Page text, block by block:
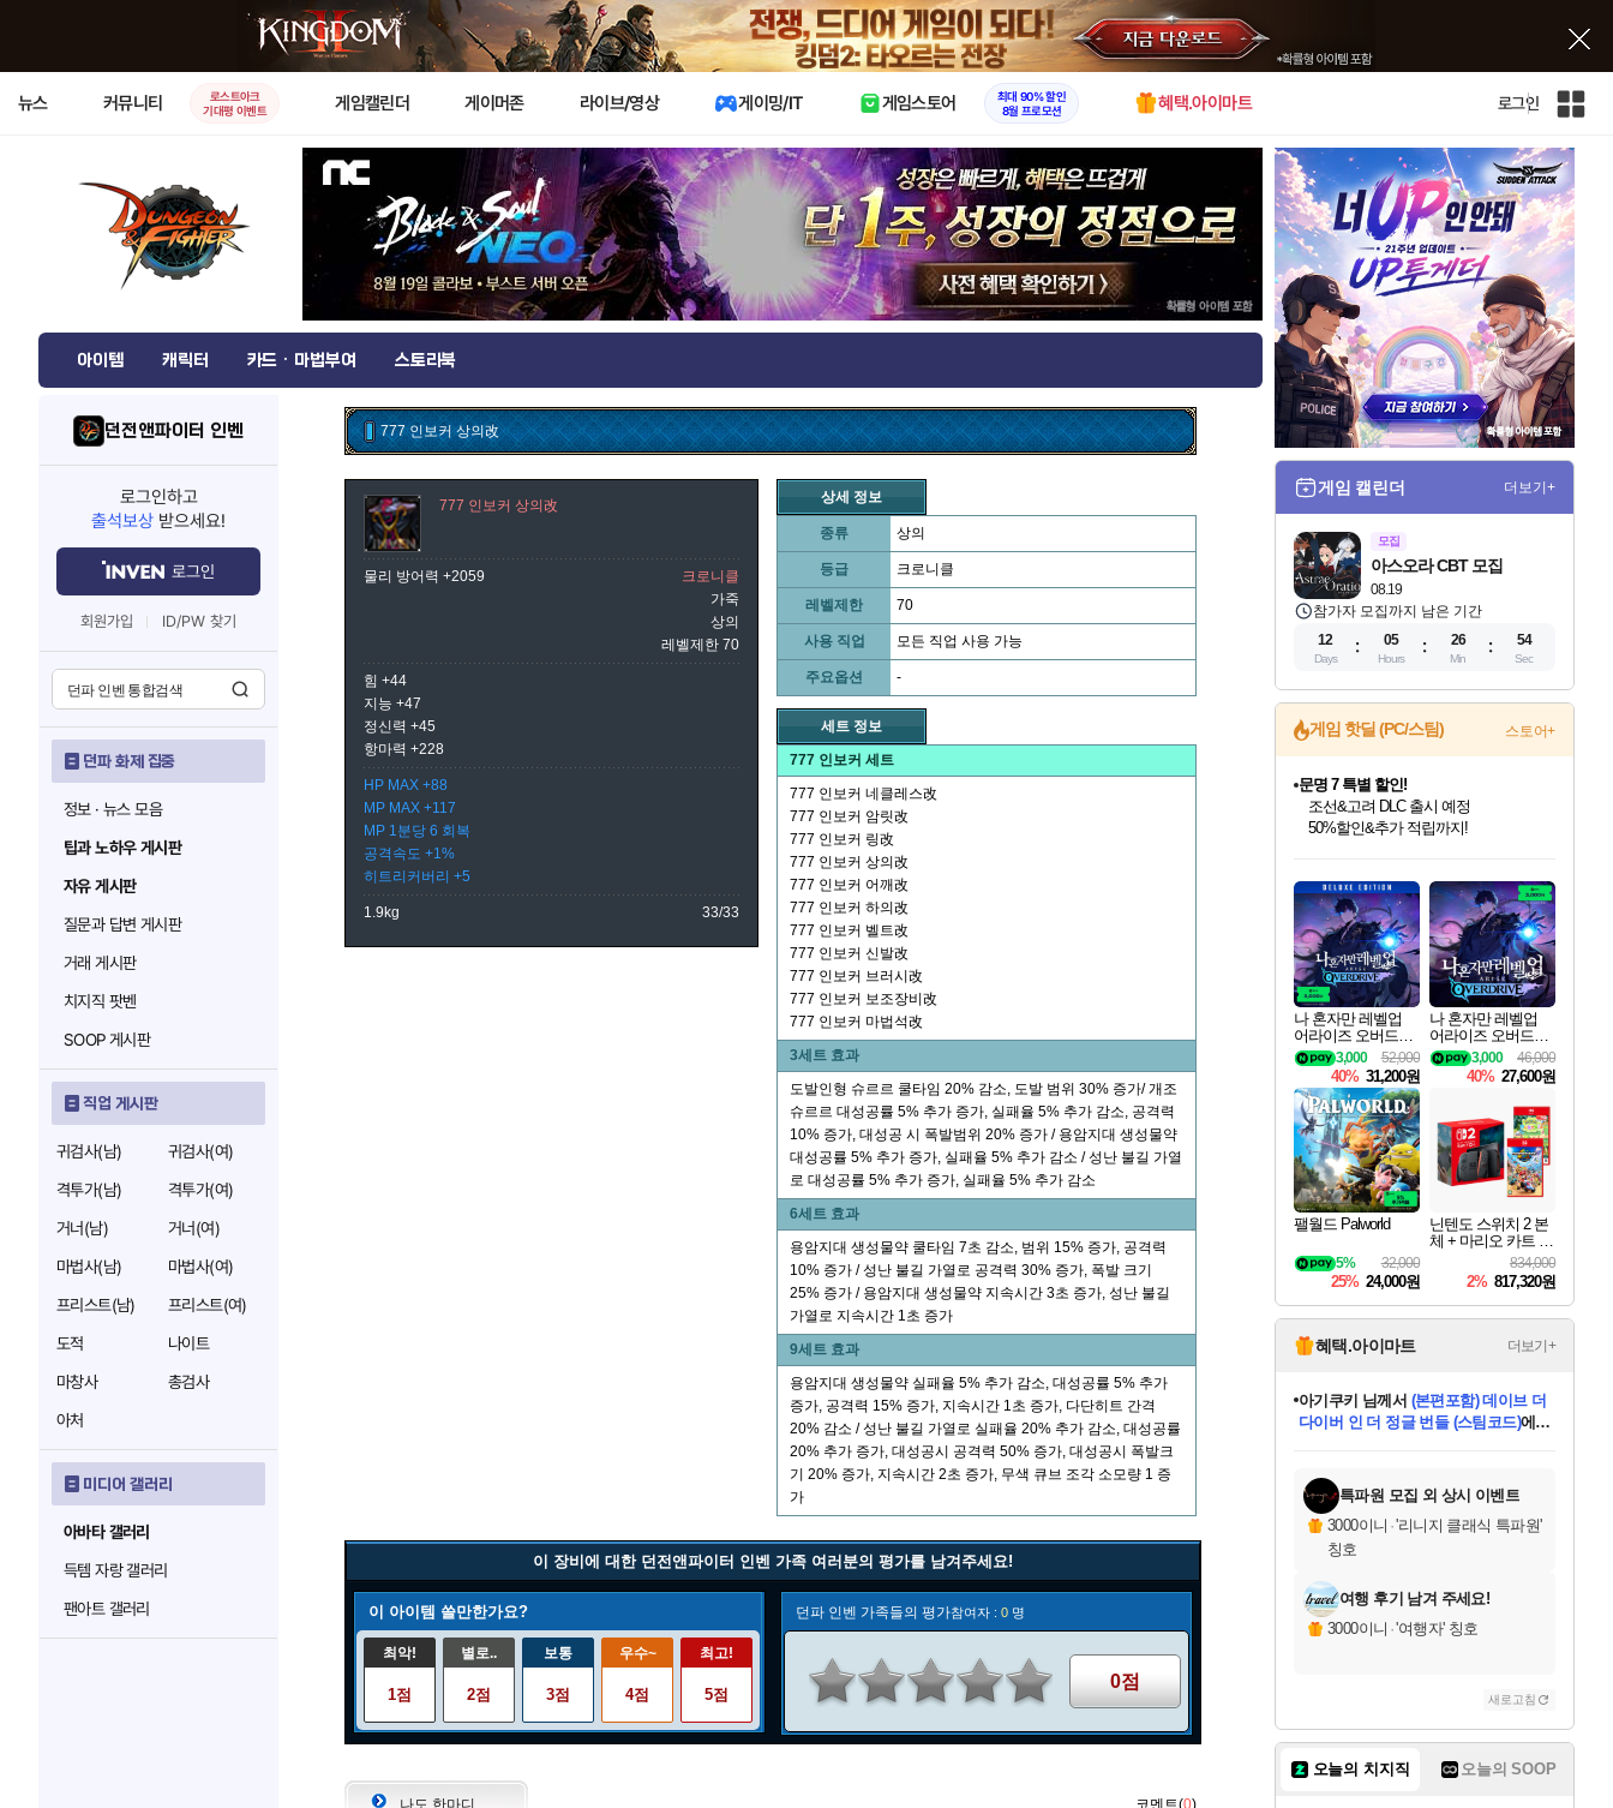
X
뉴스 커뮤니티
로스트아크
기대평 이벤트
게임캘린더 게이머존 라이브/영상 게이밍/IT 게임스토어
최대 90% 할인
8월 프로모션
혜택.아이마트 로그인
인
전
사
이
트
아이템 캐릭터 카드 · 마법부여 스토리북
던전앤파이터 인벤
로그인하고
출석보상 받으세요!
로그인
회원가입 ID/PW 찾기
던파 화제 집중
정보 · 뉴스 모음
팁과 노하우 게시판
자유 게시판
질문과 답변 게시판
거래 게시판
치지직 팟벤
SOOP 게시판
직업 게시판
귀검사(남)
귀검사(여)
격투가(남)
격투가(여)
거너(남)
거너(여)
마법사(남)
마법사(여)
프리스트(남)
프리스트(여)
도적
나이트
마창사
총검사
아처
미디어 갤러리
아바타 갤러리
득템 자랑 갤러리
팬아트 갤러리
777 인보커 상의改
777 인보커 상의改
물리 방어력 +2059
크로니클
가죽
상의
레벨제한 70
힘 +44
지능 +47
정신력 +45
항마력 +228
HP MAX +88
MP MAX +117
MP 1분당 6 회복
공격속도 +1%
히트리커버리 +5
1.9kg 33/33
상세 정보
종류 상의
등급 크로니클
레벨제한 70
사용 직업 모든 직업 사용 가능
주요옵션 -
세트 정보
777 인보커 세트
777 인보커 네클레스改
777 인보커 암릿改
777 인보커 링改
777 인보커 상의改
777 인보커 어깨改
777 인보커 하의改
777 인보커 벨트改
777 인보커 신발改
777 인보커 브러시改
777 인보커 보조장비改
777 인보커 마법석改
3세트 효과
도발인형 슈르르 쿨타임 20% 감소, 도발 범위 30% 증가/ 개조
슈르르 대성공률 5% 추가 증가, 실패율 5% 추가 감소, 공격력
10% 증가, 대성공 시 폭발범위 20% 증가 / 용암지대 생성물약
대성공률 5% 추가 증가, 실패율 5% 추가 감소 / 성난 불길 가열
로 대성공률 5% 추가 증가, 실패율 5% 추가 감소
6세트 효과
용암지대 생성물약 쿨타임 7초 감소, 범위 15% 증가, 공격력
10% 증가 / 성난 불길 가열로 공격력 30% 증가, 폭발 크기
25% 증가 / 용암지대 생성물약 지속시간 3초 증가, 성난 불길
가열로 지속시간 1초 증가
9세트 효과
용암지대 생성물약 실패율 5% 추가 감소, 대성공률 5% 추가
증가, 공격력 15% 증가, 지속시간 1초 증가, 다단히트 간격
20% 감소 / 성난 불길 가열로 실패율 20% 추가 감소, 대성공률
20% 추가 증가, 대성공시 공격력 50% 증가, 대성공시 폭발크
기 20% 증가, 지속시간 2초 증가, 무색 큐브 조각 소모량 1 증
가
이 장비에 대한 던전앤파이터 인벤 가족 여러분의 평가를 남겨주세요!
이 아이템 쓸만한가요?
최악!
1점
별로..
2점
보통
3점
우수~
4점
최고!
5점
던파 인벤 가족들의 평가참여자 : 0 명
0점
나도 한마디 코멘트(0)
게임 캘린더 더보기+
모집
08.19
아스오라 CBT 모집
참가자 모집까지 남은 기간
12
Days
05
Hours
26
Min
53
Sec
게임 핫딜 (PC/스팀) 스토어+
최대 90% 할인가를 만나보세요!
네이버혜택과 함께 만나보세요!
문명 7 특별 할인!
조선&고려 DLC 출시 예정
50%할인&추가 적립까지!
이니&베니 혜택까지!
네이버 혜택가와 함께 예약하세요!
할인&네이버혜택으로 만나보세요!
네이버페이 혜택과 만나보세요!
40주년 프로모션으로 만나보세요!
네이버 포인트 혜택까지!
할인가에 만나보세요!
일부 에디션 상시 할인!
혜택으로 예약 판매 중
편안하게 충전하세요
나 혼자만 레벨업
어라이즈 오버드라
이브 디럭스 에디션
Solo Leveling Arise
Overdrive Deluxe Edi
tion
52,000
3,000
40% 31,200원
나 혼자만 레벨업
어라이즈 오버드라
이브 Solo Leveling A
rise
46,000
3,000
40% 27,600원
팰월드 Palworld
32,000
5%
25% 24,000원
닌텐도 스위치 2 본
체 + 마리오 카트 월
드 + 포켓몬 포코피
아 번들
834,000
2% 817,320원
혜택.아이마트 더보기+
당첨되셨습니다.
아기쿠키 님께서(본편포함) 데이브 더
당첨되셨습니다.
eksxo님께서 디스코 엘리시움 최종판
(스팀코드) 에 당첨되셨습니다.
당첨되셨습니다.
당첨되셨습니다.
에디션 (스팀코드)를 교환.
당첨되셨습니다.
당첨되셨습니다.
당첨되셨습니다.
당첨되셨습니다.
특파원 모집 외 상시 이벤트
3000이니 ·'리니지 클래식 특파원'
칭호
여행 후기 남겨 주세요!
3000이니 ·'여행자' 칭호
새로고침
오늘의 치지직 오늘의 SOOP